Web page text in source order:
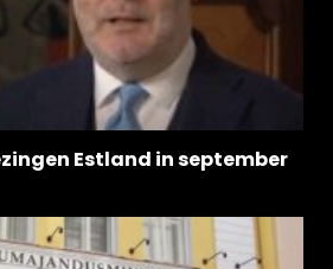
Estland in september